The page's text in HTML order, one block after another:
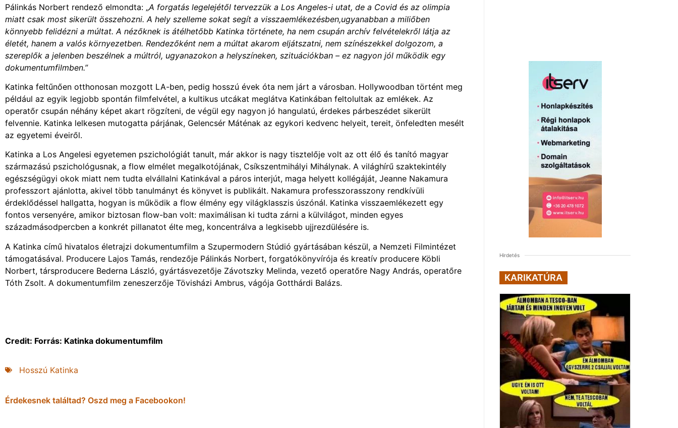
Pálinkás Norbert rendező elmondta: „A forgatás legelejétől tervezzük a Los Angeles-i utat, de a Covid és az olimpia
miatt csak most sikerült összehozni. A hely szelleme sokat segít a visszaemlékezésben,ugyanabban a miliőben
könnyebb felidézni a múltat. A nézőknek is átélhetőbb Katinka története, ha nem csupán archív felvételekről látja az
életét, hanem a valós környezetben. Rendezőként nem a múltat akarom eljátszatni, nem színészekkel dolgozom, a
szereplők a jelenben beszélnek a múltról, ugyanazokon a helyszíneken, szituációkban – ez nagyon jól működik egy
dokumentumfilmben.”
Katinka feltűnően otthonosan mozgott LA-ben, pedig hosszú évek óta nem járt a városban. Hollywoodban történt meg
például az egyik legjobb spontán filmfelvétel, a kultikus utcákat meglátva Katinkában feltolultak az emlékek. Az
operatőr csupán néhány képet akart rögzíteni, de végül egy nagyon jó hangulatú, érdekes párbeszédet sikerült
felvennie. Katinka lelkesen mutogatta párjának, Gelencsér Máténak az egykori kedvenc helyeit, tereit, önfeledten mesélt
az egyetemi éveiről.
Katinka a Los Angelesi egyetemen pszichológiát tanult, már akkor is nagy tisztelője volt az ott élő és tanító magyar
származású pszichológusnak, a flow elmélet megalkotójának, Csíkszentmihályi Mihálynak. A világhírű szaktekintély
egészségügyi okok miatt nem tudta elvállalni Katinkával a páros interjút, maga helyett kollégáját, Jeanne Nakamura
professzort ajánlotta, akivel több tanulmányt és könyvet is publikált. Nakamura professzorasszony rendkívüli
érdeklődéssel hallgatta, hogyan is működik a flow élmény egy világklasszis úszónál. Katinka visszaemlékezett egy
fontos versenyére, amikor biztosan flow-ban volt: maximálisan ki tudta zárni a külvilágot, minden egyes
századmásodpercben a konkrét pillanatot élte meg, koncentrálva a legkisebb ujjrezdülésére is.
A Katinka című hivatalos életrajzi dokumentumfilm a Szupermodern Stúdió gyártásában készül, a Nemzeti Filmintézet
támogatásával. Producere Lajos Tamás, rendezője Pálinkás Norbert, forgatókönyvírója és kreatív producere Köbli
Norbert, társproducere Bederna László, gyártásvezetője Závotszky Melinda, vezető operatőre Nagy András, operatőre
Tóth Zsolt. A dokumentumfilm zeneszerzője Tövisházi Ambrus, vágója Gotthárdi Balázs.
Credit: Forrás: Katinka dokumentumfilm
Hosszú Katinka
Érdekesnek találtad? Oszd meg a Facebookon!
Hirdetés
KARIKATÚRA